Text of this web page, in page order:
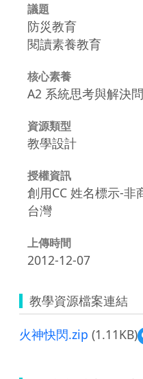
議題
防災教育
閱讀素養教育
核心素養
A2 系統思考與解決
資源類型
教學設計
授權資訊
創用CC 姓名標示-
台灣
上傳時間
2012-12-07
教學資源檔案連結
火神快閃.zip (1.11KB)